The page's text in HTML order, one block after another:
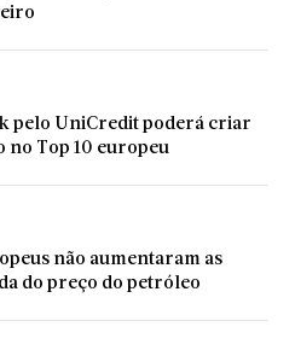
pelo UniCredit poderá criar
Top 10 europeu
não aumentaram as
do preço do petróleo